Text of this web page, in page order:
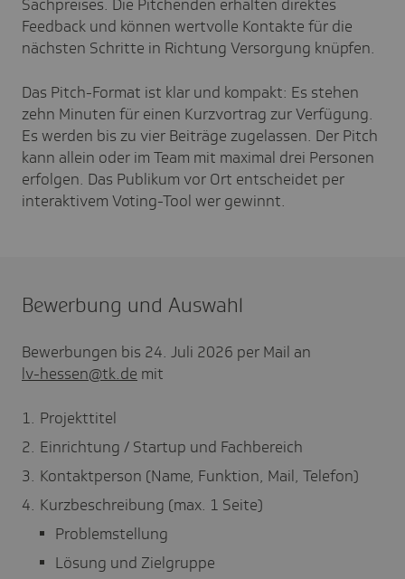
Sachpreises. Die Pitchenden erhalten direktes
Feedback und können wertvolle Kontakte für die
nächsten Schritte in Richtung Versorgung knüpfen.
Das Pitch-Format ist klar und kompakt: Es stehen
zehn Minuten für einen Kurzvortrag zur Verfügung.
Es werden bis zu vier Beiträge zugelassen. Der Pitch
kann allein oder im Team mit maximal drei Personen
erfolgen. Das Publikum vor Ort entscheidet per
interaktivem Voting-Tool wer gewinnt.
Bewerbung und Auswahl
Bewerbungen bis 24. Juli 2026 per Mail an
lv-hessen@tk.de mit
Projekttitel
Einrichtung / Startup und Fachbereich
Kontaktperson (Name, Funktion, Mail, Telefon)
Kurzbeschreibung (max. 1 Seite)
Problemstellung
Lösung und Zielgruppe